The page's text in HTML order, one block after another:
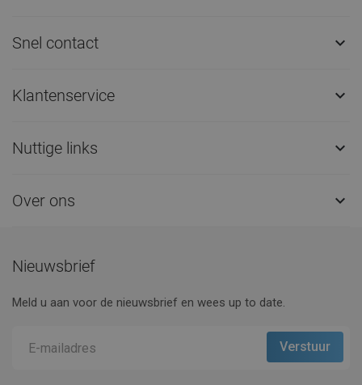
Snel contact 
Klantenservice 
Nuttige links 
Over ons 
Nieuwsbrief
Meld u aan voor de nieuwsbrief en wees up to date.